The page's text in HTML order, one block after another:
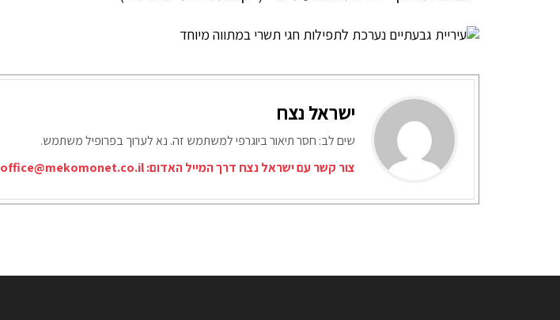
ישראל נצח
שים לב: חסר תיאור ביוגרפי למשתמש זה. נא לערוך בפרופיל משתמש.
צור קשר עם ישראל נצח דרך המייל האדום:office@mekomonet.co.il